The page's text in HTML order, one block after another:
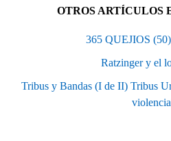
OTROS ARTÍCULOS
365 QUEJIOS
Ratzinger y el
Tribus y Bandas (I de II) Tribus